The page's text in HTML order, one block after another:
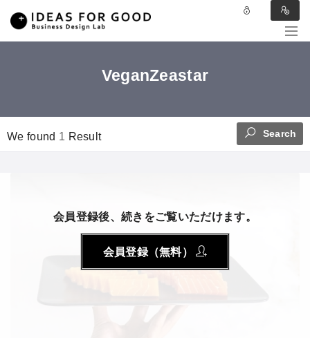
VeganZeastar
We found 1 Result Search
会員登録後、続きをご覧いただけます。
会員登録（無料）